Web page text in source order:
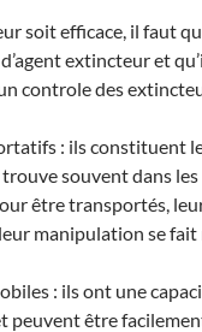
soit efficace, il faut
extincteur et
controle des
: ils constituent
souvent dans
être transportés,
manipulation se fait
: ils ont une
peuvent être